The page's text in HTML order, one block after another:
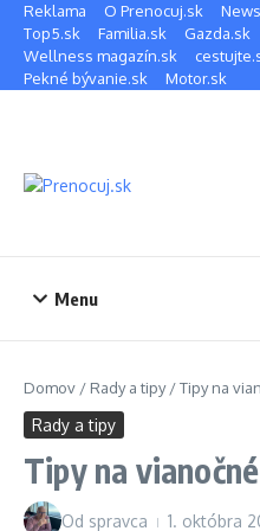
Preskočiť na obsah
Reklama O Prenocuj.sk
Top5.sk
Familia.sk Gazda.sk
Wellness magazín.sk
Pekné bývanie.sk
Motor.sk
Menu
Domov / Rady a tipy/Tipy na
Rady a tipy
Tipy na
Od spravca 1. októbra